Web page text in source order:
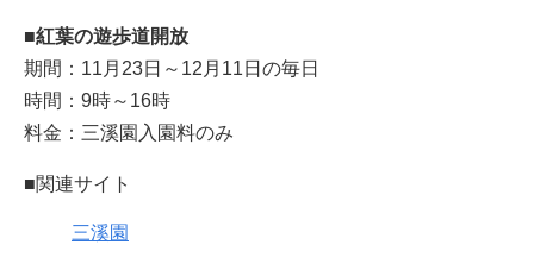
■紅葉の遊歩道開放
期間：11月23日～12月11日の毎日
時間：9時～16時
料金：三溪園入園料のみ
■関連サイト
三溪園